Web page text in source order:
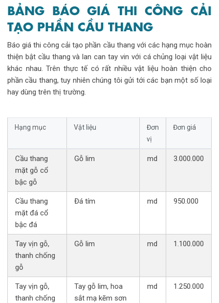
BẢNG BÁO GIÁ THI CÔNG CẢI
TẠO PHẦN CẦU THANG
Báo giá thi công cải tạo phần cầu thang với các hạng mục hoàn
thiện bật cầu thang và lan can tay vin với cá chủng loại vật liệu
khác nhau. Trên thực tế có rất nhiều vật liệu hoàn thiện cho
phần cầu thang, tuy nhiên chúng tôi gửi tới các bạn một số loại
hay dùng trên thị trường.
Hạng mục Vật liệu
Đơn
vị
Đơn giá
Cầu thang
mặt gỗ cổ
bậc gỗ
Gỗ lim md 3.000.000
Cầu thang
mặt đá cổ
bậc đá
Đá tím md 950.000
Tay vịn gỗ,
thanh chống
gỗ
Gỗ lim md 1.100.000
Tay vịn gỗ,
thanh chống
Tay gỗ lim, hoa
sắt mạ kẽm sơn
md 1.250.000